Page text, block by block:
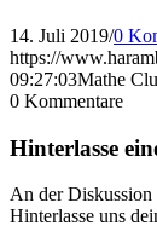
14. Juli 2019/0
https://
09:27:03Mathe
0 Kommentare
Hinterlasse
An der Diskussion
Hinterlasse uns